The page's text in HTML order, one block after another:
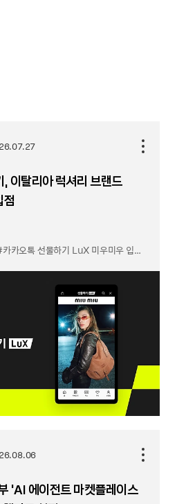
이탈리아 럭셔리 브랜드
카오톡 선물하기 LuX 미우미우 입점
‘AI 에이전트 마켓플레이스